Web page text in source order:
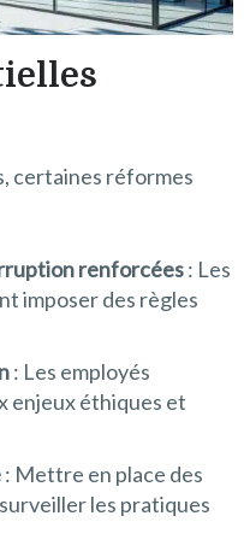
certaines réformes
renforcées: Les
imposer des règles
: Les employés
enjeux éthiques et
: Mettre en place des
les pratiques